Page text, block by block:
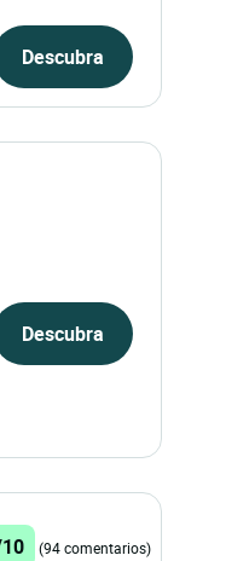
Descubra
Descubra
(94 comentarios)